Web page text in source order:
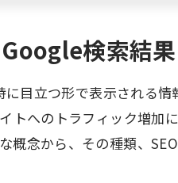
検索結
目立つ形で表示される情
トへのトラフィック増加
概念から、その種類、